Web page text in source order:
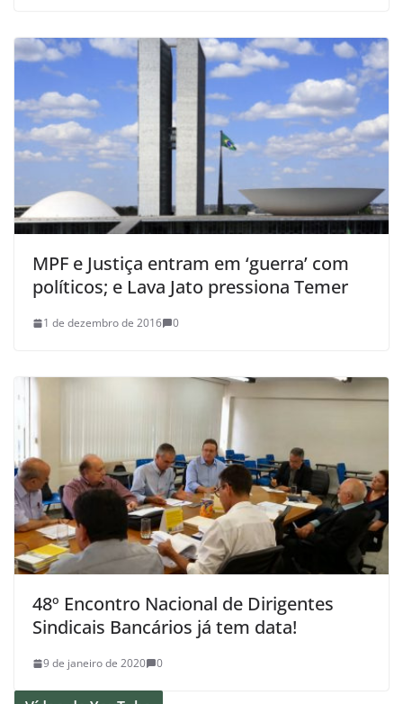
MPF e Justiça entram em ‘guerra’ com
políticos; e Lava Jato pressiona Temer
1 de dezembro de 2016 0
48º Encontro Nacional de Dirigentes
Sindicais Bancários já tem data!
9 de janeiro de 2020 0